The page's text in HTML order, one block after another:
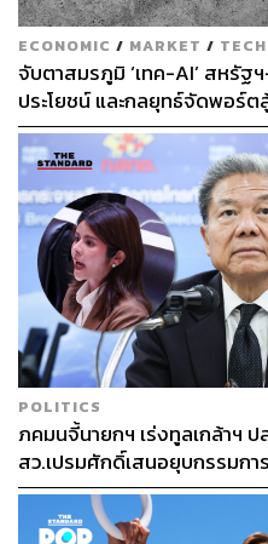
ECONOMIC / MARKET / TECH
จับตาสมรภูมิ ‘เทค-AI’ สหรัฐ
ประโยชน์ และกลยุทธ์จัดพอร์
ข้างหน้า
POLITICS
ภคมนจี้นายกฯ เร่งทูลเกล้าฯ
สว.เปรมศักดิ์เสนอยุบกรรมกา